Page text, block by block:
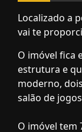
Localizado a
vai te
O imóvel fica
estrutura e
moderno,
salão de
O imóvel tem